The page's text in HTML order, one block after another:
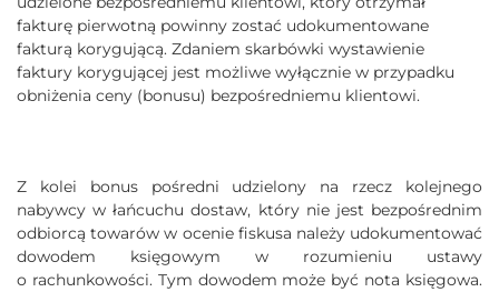
fakturę pierwotną powinny zostać udokumentowane
fakturą korygującą. Zdaniem skarbówki wystawienie
faktury korygującej jest możliwe wyłącznie w przypadku
obniżenia ceny (bonusu) bezpośredniemu klientowi.
Z kolei bonus pośredni udzielony na rzecz kolejnego
nabywcy w łańcuchu dostaw, który nie jest bezpośrednim
odbiorcą towarów w ocenie fiskusa należy udokumentować
dowodem księgowym w rozumieniu ustawy
o rachunkowości. Tym dowodem może być nota księgowa.